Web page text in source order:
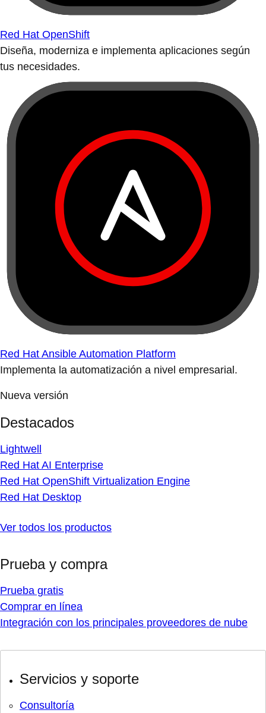
Red Hat OpenShift
Diseña, moderniza e implementa aplicaciones según
tus necesidades.
Red Hat Ansible Automation Platform
Implementa la automatización a nivel empresarial.
Nueva versión
Destacados
Lightwell
Red Hat AI Enterprise
Red Hat OpenShift Virtualization Engine
Red Hat Desktop
Ver todos los productos
Prueba y compra
Prueba gratis
Comprar en línea
Integración con los principales proveedores de nube
Servicios y soporte
Consultoría